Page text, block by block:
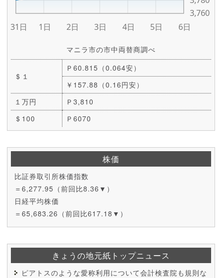
マニラ市の市中両替商調べ
＄１
Ｐ60.815（0.064安）
￥157.88（0.16円安）
１万円
Ｐ3,810
＄100
Ｐ6070
株価
比証券取引所株価指数
＝6,277.95（前回比8.36▼）
日経平均株価
＝65,683.26（前回比617.18▼）
きょうの地元紙トップニュース
ピアトスのような愛称利用について会計検査院も規則な